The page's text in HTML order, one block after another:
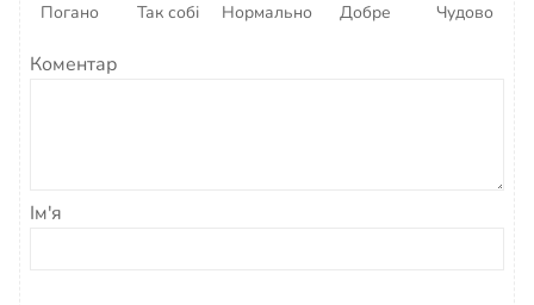
Погано Так собі Нормально Добре Чудово
Коментар
Ім'я